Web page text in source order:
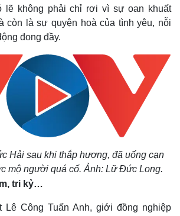
lẽ không phải chỉ rơi vì sự oan khuất
còn là sự quyện hoà của tình yêu, nỗi
đong đầy.
Hải sau khi thắp hương, đã uống cạn
mộ người quá cố. Ảnh: Lữ Đức Long.
tri kỷ…
Lê Công Tuấn Anh, giới đồng nghiệp